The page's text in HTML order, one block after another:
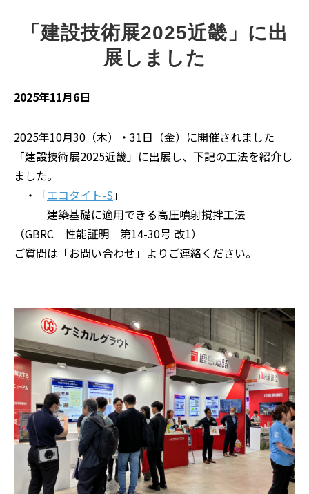
「建設技術展2025近畿」に出
展しました
2025年11月6日
2025年10月30（木）・31日（金）に開催されました
「建設技術展2025近畿」に出展し、下記の工法を紹介し
ました。
・「エコタイト-S」
建築基礎に適用できる高圧噴射撹拌工法
（GBRC 性能証明 第14-30号 改1）
ご質問は「お問い合わせ」よりご連絡ください。